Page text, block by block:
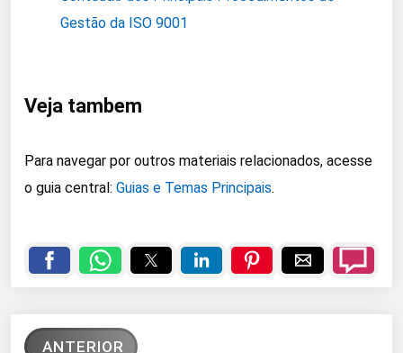
Gestão da ISO 9001
Veja tambem
Para navegar por outros materiais relacionados, acesse
o guia central: Guias e Temas Principais.
ANTERIOR